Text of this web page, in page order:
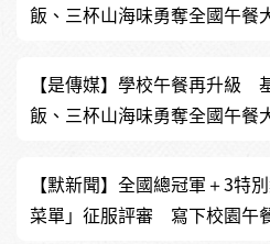
飯、三杯山海味勇奪全國午餐
【是傳媒】學校午餐再升級
飯、三杯山海味勇奪全國午餐
【默新聞】全國總冠軍＋3特
菜單」征服評審 寫下校園午